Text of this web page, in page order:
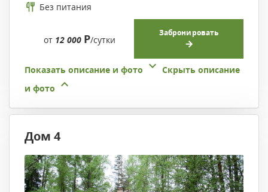
Без питания
от 12 000 Р/сутки
Забронировать
Показать описание и фото
Скрыть описание
и фото
Дом 4